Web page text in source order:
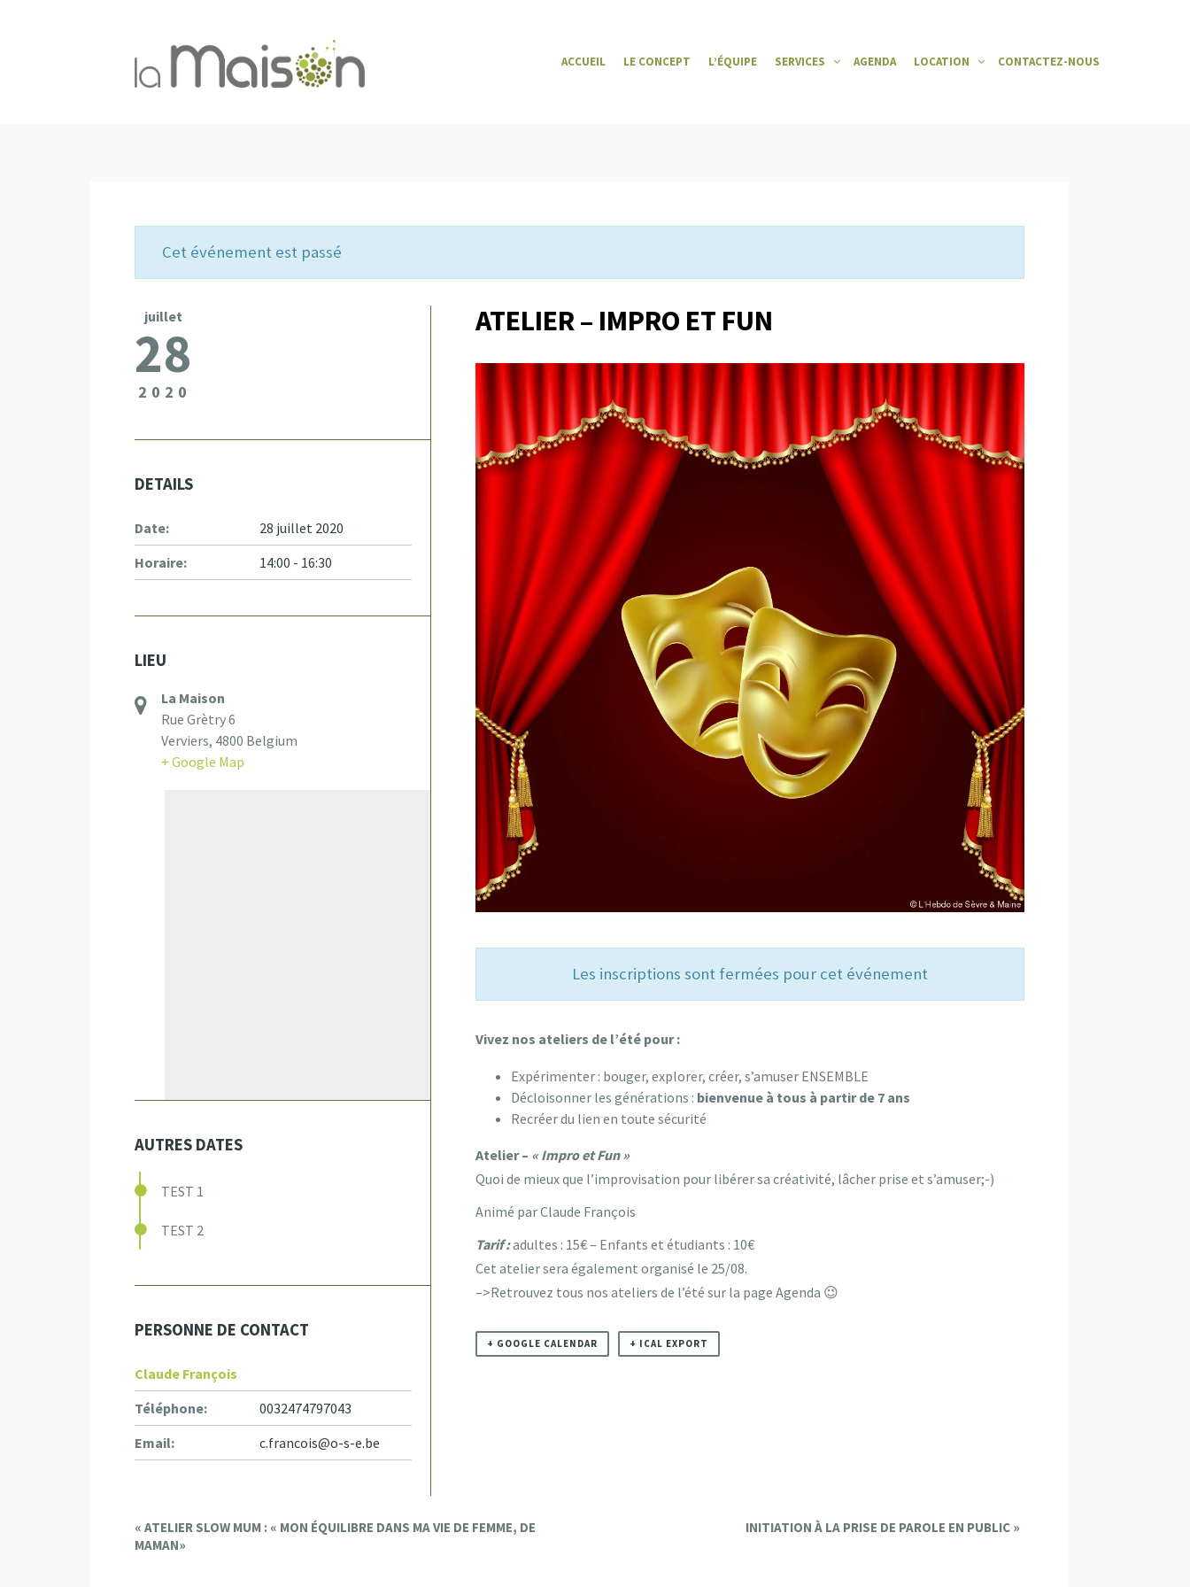
ACCUEIL LE CONCEPT L’ÉQUIPE SERVICES AGENDA LOCATION CONTACTEZ-NOUS
Cet événement est passé
ATELIER – IMPRO ET FUN
Les inscriptions sont fermées pour cet événement
Vivez nos ateliers de l’été pour :
Expérimenter : bouger, explorer, créer, s’amuser ENSEMBLE
Décloisonner les générations : bienvenue à tous à partir de 7 ans
Recréer du lien en toute sécurité
Atelier – « Impro et Fun »
Quoi de mieux que l’improvisation pour libérer sa créativité, lâcher prise et s’amuser;-)
Animé par Claude François
Tarif :adultes : 15€ – Enfants et étudiants : 10€
Cet atelier sera également organisé le 25/08.
–>Retrouvez tous nos ateliers de l’été sur la page Agenda 😉
+ GOOGLE CALENDAR + ICAL EXPORT
juillet
28
2020
DETAILS
Date:
28 juillet 2020
Horaire:
14:00 - 16:30
LIEU
La Maison
Rue Grètry 6
Verviers, 4800 Belgium
+ Google Map
AUTRES DATES
TEST 1
TEST 2
PERSONNE DE CONTACT
Claude François
Téléphone:
0032474797043
Email:
c.francois@o-s-e.be
E
v
« ATELIER SLOW MUM : « MON ÉQUILIBRE DANS MA VIE DE FEMME, DE
MAMAN»
INITIATION À LA PRISE DE PAROLE EN PUBLIC »